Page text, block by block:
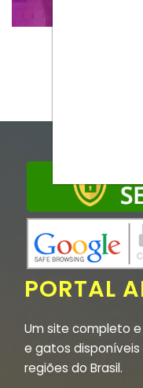
PORTAL
Um site completo
e gatos
regiões do Brasil.